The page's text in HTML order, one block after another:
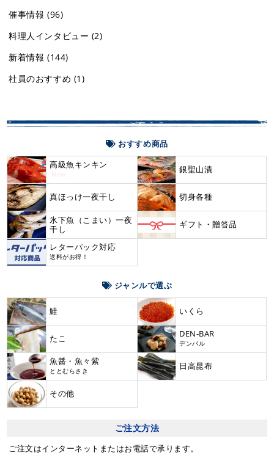
催事情報 (96)
料理人インタビュー (2)
新着情報 (144)
社員のおすすめ (1)
おすすめ商品
高級魚キンキン
New 銀聖山漬
真ほっけ一夜干し 切身各種
氷下魚（こまい）一夜
干し
ギフト・贈答品
レターパック対応
送料がお得！
ジャンルで選ぶ
鮭 いくら
たこ DEN-BAR
デンバル
魚醤・魚々紫
ととむらさき 日高昆布
その他
ご注文方法
ご注文はインターネットまたはお電話で承ります。